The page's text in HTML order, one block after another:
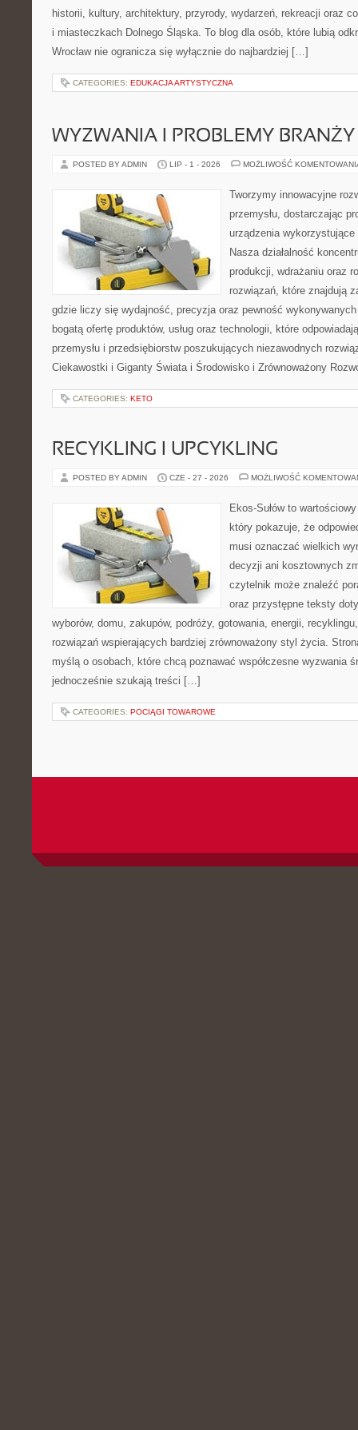
historii, kultury, architektury, przyrody, wydarzeń, rekreacji oraz
i miasteczkach Dolnego Śląska. To blog dla osób, które lubią
Wrocław nie ogranicza się wyłącznie do najbardziej […]
CATEGORIES: EDUKACJA ARTYSTYCZNA
WYZWANIA I PROBLEMY BRANŻY
POSTED BY ADMIN LIP - 1 - 2026 MOŻLIWOŚĆ
Tworzymy innowacyjne
przemysłu, dostarczając
urządzenia
Nasza działalność
produkcji, wdrażaniu oraz
rozwiązań, które znajdują
gdzie liczy się wydajność, precyzja oraz pewność
bogatą ofertę produktów, usług oraz technologii, które
przemysłu i przedsiębiorstw poszukujących niezawodnych
Ciekawostki i Giganty Świata i Środowisko i Zrównoważony
CATEGORIES: KETO
RECYKLING I UPCYKLING
POSTED BY ADMIN CZE - 27 - 2026 MOŻLIWOŚĆ
Ekos-Sułów to
który pokazuje, że
musi oznaczać wielkich
decyzji ani kosztownych
czytelnik może znaleźć
oraz przystępne teksty
wyborów, domu, zakupów, podróży, gotowania, energii,
rozwiązań wspierających bardziej zrównoważony styl życia.
myślą o osobach, które chcą poznawać współczesne wyzwania
jednocześnie szukają treści […]
CATEGORIES: POCIĄGI TOWAROWE